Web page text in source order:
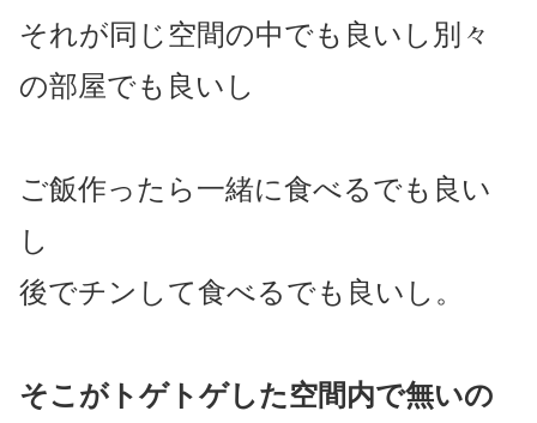
それが同じ空間の中でも良いし別々
の部屋でも良いし
ご飯作ったら一緒に食べるでも良い
し
後でチンして食べるでも良いし。
そこがトゲトゲした空間内で無いの